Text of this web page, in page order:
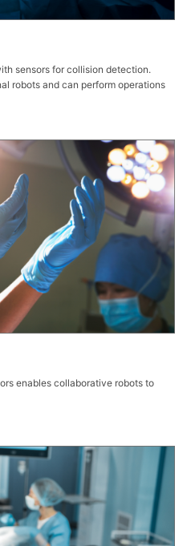
sensors for collision detection.
robots and can perform operations
enables collaborative robots to